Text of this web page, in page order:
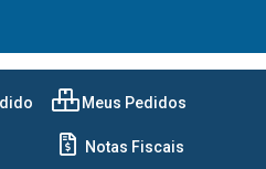
Meus Pedidos
Notas Fiscais